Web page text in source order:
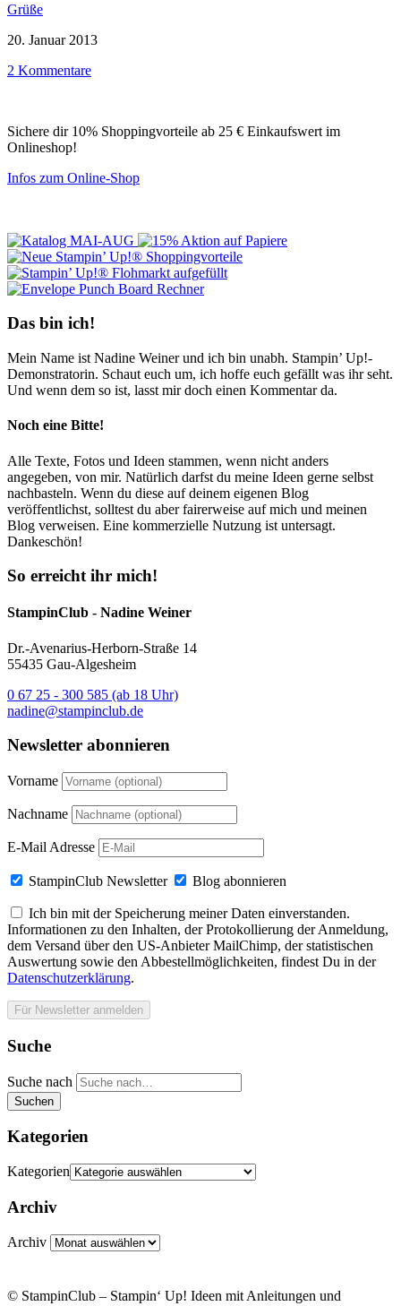
Grüße
20. Januar 2013
2 Kommentare
Sichere dir 10% Shoppingvorteile ab 25 € Einkaufswert im
Onlineshop!
Infos zum Online-Shop
Das bin ich!
Mein Name ist Nadine Weiner und ich bin unabh. Stampin’ Up!-
Demonstratorin. Schaut euch um, ich hoffe euch gefällt was ihr seht.
Und wenn dem so ist, lasst mir doch einen Kommentar da.
Noch eine Bitte!
Alle Texte, Fotos und Ideen stammen, wenn nicht anders
angegeben, von mir. Natürlich darfst du meine Ideen gerne selbst
nachbasteln. Wenn du diese auf deinem eigenen Blog
veröffentlichst, solltest du aber fairerweise auf mich und meinen
Blog verweisen. Eine kommerzielle Nutzung ist untersagt.
Dankeschön!
So erreicht ihr mich!
StampinClub - Nadine Weiner
Dr.-Avenarius-Herborn-Straße 14
55435 Gau-Algesheim
0 67 25 - 300 585 (ab 18 Uhr)
nadine@stampinclub.de
Newsletter abonnieren
Vorname
Nachname
E-Mail Adresse
StampinClub Newsletter Blog abonnieren
Ich bin mit der Speicherung meiner Daten einverstanden.
Informationen zu den Inhalten, der Protokollierung der Anmeldung,
dem Versand über den US-Anbieter MailChimp, der statistischen
Auswertung sowie den Abbestellmöglichkeiten, findest Du in der
Datenschutzerklärung.
Suche
Suche nach
Suchen
Kategorien
Kategorien
Archiv
Archiv
© StampinClub – Stampin‘ Up! Ideen mit Anleitungen und